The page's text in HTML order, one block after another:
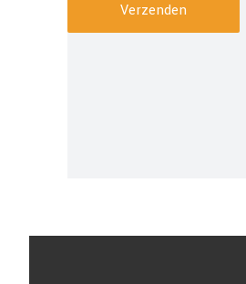
Verzenden